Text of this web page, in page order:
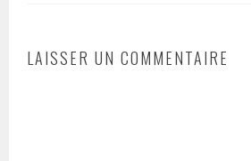
LAISSER UN COMMENTAIRE